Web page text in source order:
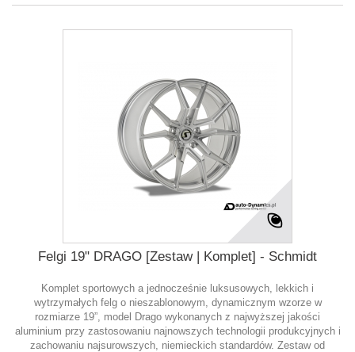
Felgi 19" DRAGO [Zestaw | Komplet] - Schmidt
Komplet sportowych a jednocześnie luksusowych, lekkich i
wytrzymałych felg o nieszablonowym, dynamicznym wzorze w
rozmiarze 19”, model Drago wykonanych z najwyższej jakości
aluminium przy zastosowaniu najnowszych technologii produkcyjnych i
zachowaniu najsurowszych, niemieckich standardów. Zestaw od